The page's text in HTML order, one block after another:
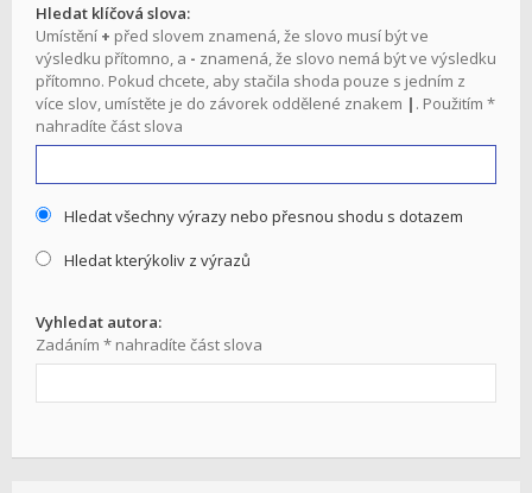
Hledat klíčová slova:
Umístění + před slovem znamená, že slovo musí být ve
výsledku přítomno, a - znamená, že slovo nemá být ve výsledku
přítomno. Pokud chcete, aby stačila shoda pouze s jedním z
více slov, umístěte je do závorek oddělené znakem | . Použitím *
nahradíte část slova
Hledat všechny výrazy nebo přesnou shodu s dotazem
Hledat kterýkoliv z výrazů
Vyhledat autora:
Zadáním * nahradíte část slova